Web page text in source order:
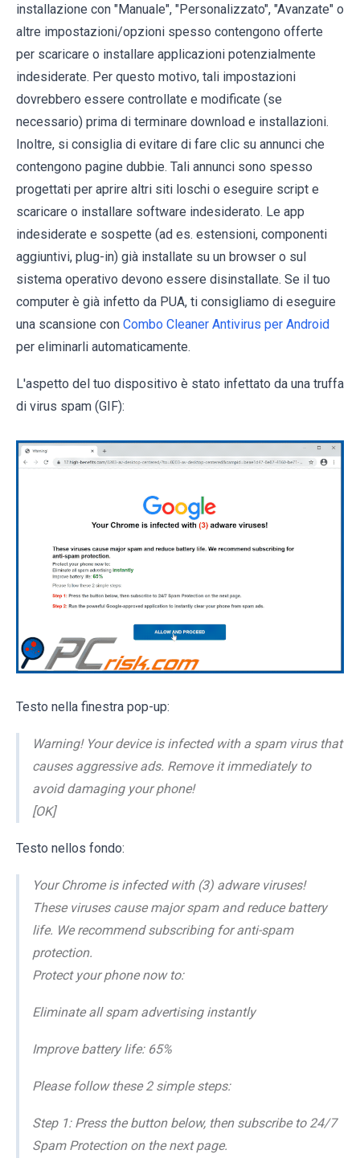
installazione con "Manuale", "Personalizzato", "Avanzate" o
altre impostazioni/opzioni spesso contengono offerte
per scaricare o installare applicazioni potenzialmente
indesiderate. Per questo motivo, tali impostazioni
dovrebbero essere controllate e modificate (se
necessario) prima di terminare download e installazioni.
Inoltre, si consiglia di evitare di fare clic su annunci che
contengono pagine dubbie. Tali annunci sono spesso
progettati per aprire altri siti loschi o eseguire script e
scaricare o installare software indesiderato. Le app
indesiderate e sospette (ad es. estensioni, componenti
aggiuntivi, plug-in) già installate su un browser o sul
sistema operativo devono essere disinstallate. Se il tuo
computer è già infetto da PUA, ti consigliamo di eseguire
una scansione con Combo Cleaner Antivirus per Android
per eliminarli automaticamente.
L'aspetto del tuo dispositivo è stato infettato da una truffa
di virus spam (GIF):
Testo nella finestra pop-up:
Warning! Your device is infected with a spam virus that
causes aggressive ads. Remove it immediately to
avoid damaging your phone!
[OK]
Testo nellos fondo:
Your Chrome is infected with (3) adware viruses!
These viruses cause major spam and reduce battery
life. We recommend subscribing for anti-spam
protection.
Protect your phone now to:
Eliminate all spam advertising instantly
Improve battery life: 65%
Please follow these 2 simple steps:
Step 1: Press the button below, then subscribe to 24/7
Spam Protection on the next page.